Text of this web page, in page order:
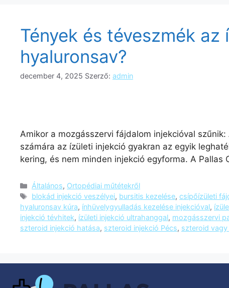
Tények és téveszmék
hyaluronsav?
december 4, 2025 Szerző: admin
Amikor a mozgásszervi fájdalom injekcióval
számára az ízületi injekció gyakran az egyik
kering, és nem minden injekció egyforma. A
Általános, Ortopédiai műtétekről
blokád injekció veszélyei, bursitis kezelése,csípőízületi
hyaluronsav kúra, ínhüvelygyulladás kezelése injekcióval,
injekció tévhitek, ízületi injekció ultrahanggal, mozgásszervi
szteroid injekció hatása, szteroid injekció Pécs, szteroid vagy